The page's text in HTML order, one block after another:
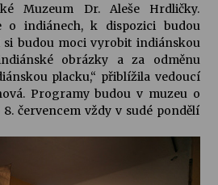
ve Stromovce: Kolchoz a
2026
ploty
2026
ve Stromovce: Rufus Miller
Muzeum Dr. Aleše Hrdličky.
o indiánech, k dispozici budou
si budou moci vyrobit indiánskou
obrázky a za odměnu
placku,“ přiblížila vedoucí
Programy budou v muzeu o
červencem vždy v sudé pondělí